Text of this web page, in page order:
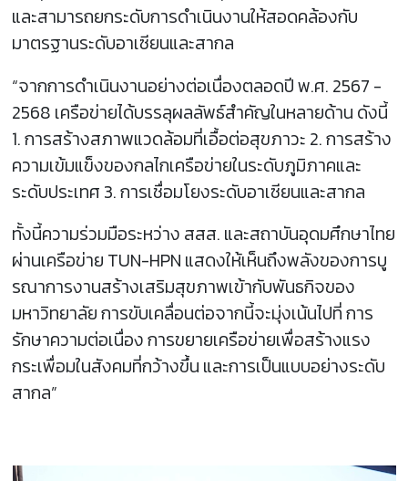
และสามารถยกระดับการดำเนินงานให้สอดคล้องกับ
มาตรฐานระดับอาเซียนและสากล
“จากการดำเนินงานอย่างต่อเนื่องตลอดปี พ.ศ. 2567 -
2568 เครือข่ายได้บรรลุผลลัพธ์สำคัญในหลายด้าน ดังนี้
1. การสร้างสภาพแวดล้อมที่เอื้อต่อสุขภาวะ 2. การสร้าง
ความเข้มแข็งของกลไกเครือข่ายในระดับภูมิภาคและ
ระดับประเทศ 3. การเชื่อมโยงระดับอาเซียนและสากล
ทั้งนี้ความร่วมมือระหว่าง สสส. และสถาบันอุดมศึกษาไทย
ผ่านเครือข่าย TUN-HPN แสดงให้เห็นถึงพลังของการบู
รณาการงานสร้างเสริมสุขภาพเข้ากับพันธกิจของ
มหาวิทยาลัย การขับเคลื่อนต่อจากนี้จะมุ่งเน้นไปที่ การ
รักษาความต่อเนื่อง การขยายเครือข่ายเพื่อสร้างแรง
กระเพื่อมในสังคมที่กว้างขึ้น และการเป็นแบบอย่างระดับ
สากล”